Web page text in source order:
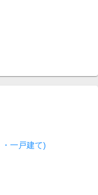
一戸建て)